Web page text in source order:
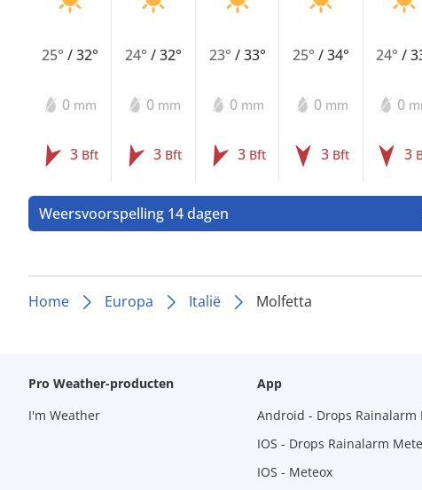
25° /32°
0 mm
3 Bft
24°/32°
0 mm
3 Bft
23° /33°
0 mm
3 Bft
25°/34°
0 mm
3 Bft
24°/
0
3
Weersvoorspelling 14 dagen
Home Europa Italië Molfetta
Pro Weather-producten
I'm Weather
App
Android - Drops Rainalarm
IOS - Drops Rainalarm
IOS - Meteox